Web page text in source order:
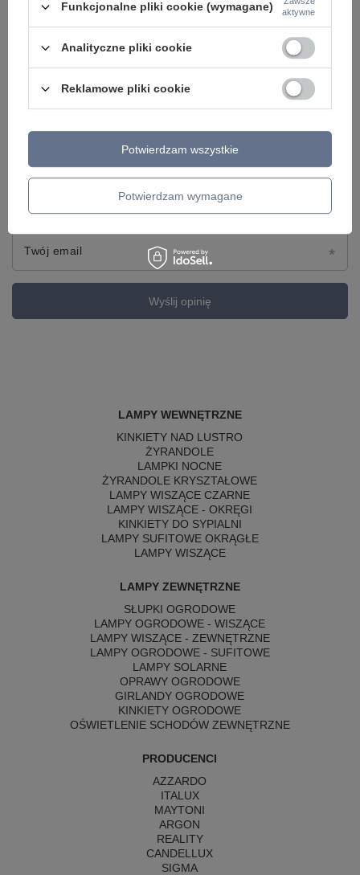
Dodaj własne zdjęcie produktu:
Twój email
Wyślij opinię
LAMPY WEWNĘTRZNE
KINKIETY NAD LUSTRO
ŻYRANDOLE
LAMPKI NOCNE
ŻYRANDOLE KRYSZTAŁOWE
LAMPY WISZĄCE CZARNE
LAMPY WISZĄCE - OKRĘGI
KINKIETY DO SYPIALNI
LAMPY SUFITOWE OKRĄGŁE
LAMPY WISZĄCE
LAMPY ZEWNĘTRZNE
SŁUPKI OGRODOWE
LAMPY OGRODOWE - WISZĄCE
LAMPY WISZĄCE - ZEWNĘTRZNE
LAMPY OGRODOWE - SUFITOWE
LAMPY SOLARNE
OPRAWY OGRODOWE
GIRLANDY OGRODOWE
KINKIETY OGRODOWE
OŚWIETLENIE SCHODÓW ZEWNĘTRZNE
PRODUCENCI
AZZARDO
ITALUX
MAYTONI
ARGON
REALITY
CANDELLUX
SIGMA
Funkcjonalne pliki cookie (wymagane)
aktywne
Analityczne pliki cookie
Reklamowe pliki cookie
Potwierdzam wymagane
Potwierdzam wszystkie